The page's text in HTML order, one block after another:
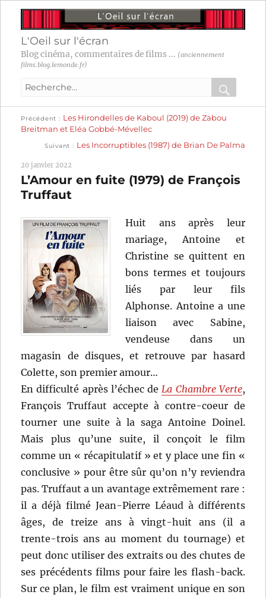
L'Oeil sur l'écran
Blog cinéma, commentaires de films ... (anciennement
films.blog.lemonde.fr)
Recherche
:
OK
Navigation
l’article
Précédent
précédente :
Les Hirondelles de Kaboul (2019) de Zabou
Breitman et Eléa Gobbé-Mévellec
Suivant
suivante :
Les Incorruptibles (1987) de Brian De Palma
20 janvier 2022
L’Amour en fuite (1979) de François
Truffaut
Huit ans après leur
mariage, Antoine et
Christine se quittent en
bons termes et toujours
liés par leur fils
Alphonse. Antoine a une
liaison avec Sabine,
vendeuse dans un
magasin de disques, et retrouve par hasard
Colette, son premier amour…
En difficulté après l’échec deLa Chambre Verte,
François Truffaut accepte à contre-coeur de
tourner une suite à la saga Antoine Doinel.
Mais plus qu’une suite, il conçoit le film
comme un « récapitulatif » et y place une fin «
conclusive » pour être sûr qu’on n’y reviendra
pas. Truffaut a un avantage extrêmement rare :
il a déjà filmé Jean-Pierre Léaud à différents
âges, de treize ans à vingt-huit ans (il a
trente-trois ans au moment du tournage) et
peut donc utiliser des extraits ou des chutes de
ses précédents films pour faire les flash-back.
Sur ce plan, le film est vraiment unique en son